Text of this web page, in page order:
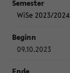
WiSe 2023/2024
09.10.2023